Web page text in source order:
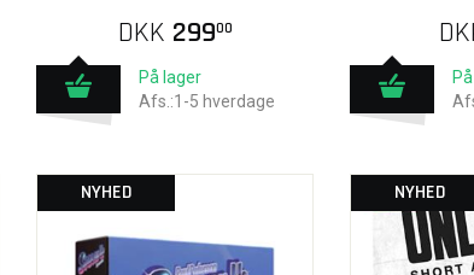
DKK 29900
På lager
Afs.:1-5 hverdage
NYHED NYHED